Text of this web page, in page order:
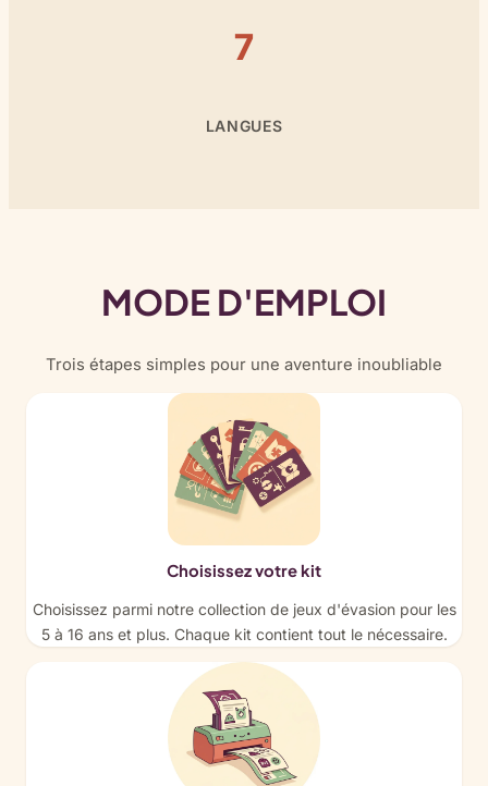
7
LANGUES
MODE D'EMPLOI
Trois étapes simples pour une aventure inoubliable
Choisissez votre kit
Choisissez parmi notre collection de jeux d'évasion pour les
5 à 16 ans et plus. Chaque kit contient tout le nécessaire.